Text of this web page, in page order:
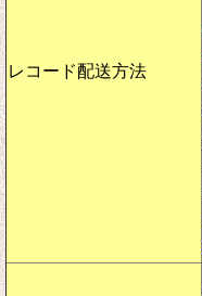
レコード配送方法